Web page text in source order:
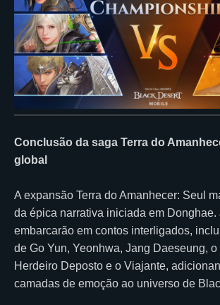
Conclusão da saga Terra do
global
A expansão Terra do Amanhecer: Seul
da épica narrativa iniciada em Donghae.
embarcarão em contos interligados,
de Go Yun, Yeonhwa, Jang Daeseung,
Herdeiro Deposto e o Viajante,
camadas de emoção ao universo de